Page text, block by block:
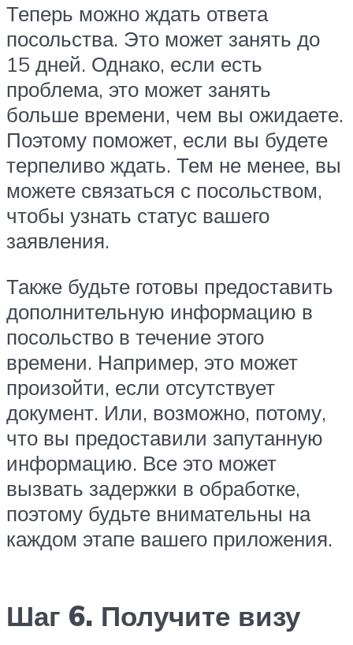
Теперь можно ждать ответа
посольства. Это может занять до
15 дней. Однако, если есть
проблема, это может занять
больше времени, чем вы ожидаете.
Поэтому поможет, если вы будете
терпеливо ждать. Тем не менее, вы
можете связаться с посольством,
чтобы узнать статус вашего
заявления.
Также будьте готовы предоставить
дополнительную информацию в
посольство в течение этого
времени. Например, это может
произойти, если отсутствует
документ. Или, возможно, потому,
что вы предоставили запутанную
информацию. Все это может
вызвать задержки в обработке,
поэтому будьте внимательны на
каждом этапе вашего приложения.
Шаг 6. Получите визу